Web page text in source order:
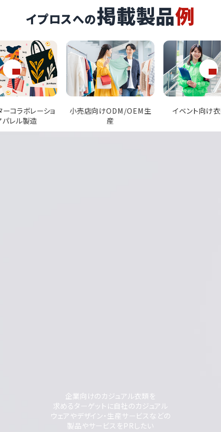
イプロスへの掲載製品例
けODM/OEM生
産
イベント向け衣類製作 セレクトショッ
企業向けのカジュアル衣類を
求めるターゲットに自社のカジュアル
ウェアやデザイン・生産サービスなどの
製品やサービスをPRしたい